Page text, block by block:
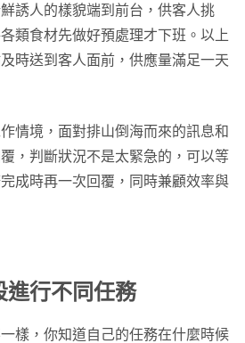
誘人的樣貌端到前台，供客人挑
類食材先做好預處理才下班。以上
時送到客人面前，供應量滿足一天
情境，面對排山倒海而來的訊息和
，判斷狀況不是太緊急的，可以等
成時再一次回覆，同時兼顧效率與
進行不同任務
樣，你知道自己的任務在什麼時候